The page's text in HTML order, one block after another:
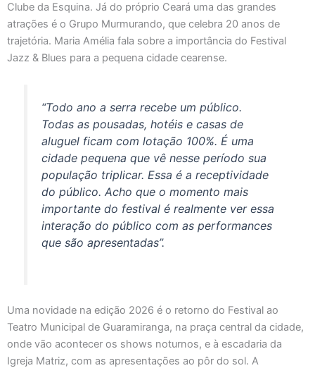
Clube da Esquina. Já do próprio Ceará uma das grandes
atrações é o Grupo Murmurando, que celebra 20 anos de
trajetória. Maria Amélia fala sobre a importância do Festival
Jazz & Blues para a pequena cidade cearense.
“Todo ano a serra recebe um público.
Todas as pousadas, hotéis e casas de
aluguel ficam com lotação 100%. É uma
cidade pequena que vê nesse período sua
população triplicar. Essa é a receptividade
do público. Acho que o momento mais
importante do festival é realmente ver essa
interação do público com as performances
que são apresentadas”.
Uma novidade na edição 2026 é o retorno do Festival ao
Teatro Municipal de Guaramiranga, na praça central da cidade,
onde vão acontecer os shows noturnos, e à escadaria da
Igreja Matriz, com as apresentações ao pôr do sol. A